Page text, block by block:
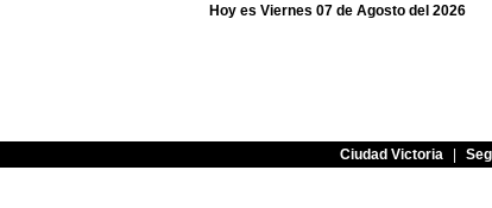
Hoy es Viernes 07 de Agosto del 2026
Ciudad Victoria